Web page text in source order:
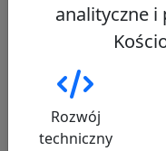
Konrad
analityczne i
Rozwój
techniczny